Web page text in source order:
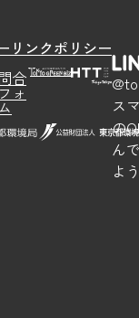
リンクポリシー
合
ォ
ス
の
ん
よ